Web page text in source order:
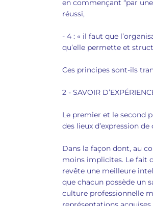
en commençant “par
réussi,
- 4 : « il faut que
qu’elle permette et
Ces principes sont-ils
2 - SAVOIR
Le premier et le second
des lieux d’expression
Dans la façon dont, au
moins implicites. Le fait
revête une meilleure
que chacun possède un
culture professionnelle